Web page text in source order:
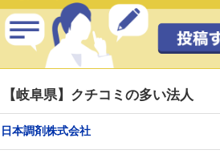
【岐阜県】クチコミの多い法人
日本調剤株式会社